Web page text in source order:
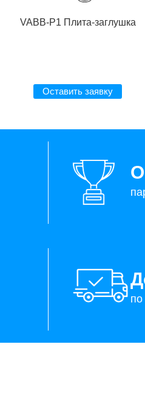
VABB-P1 Плита-заглушка
Оставить заявку
по